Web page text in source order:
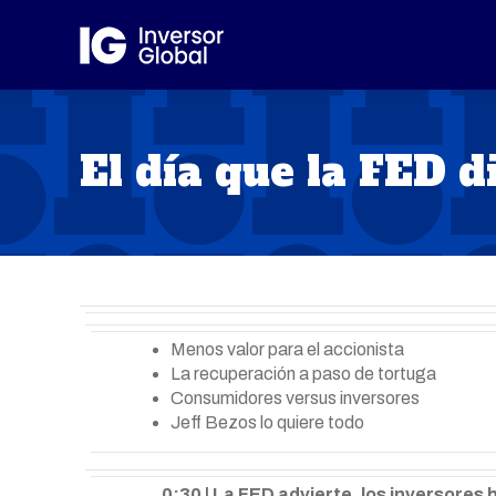
El día que la FED
Menos valor para el accionista
La recuperación a paso de tortuga
Consumidores versus inversores
Jeff Bezos lo quiere todo